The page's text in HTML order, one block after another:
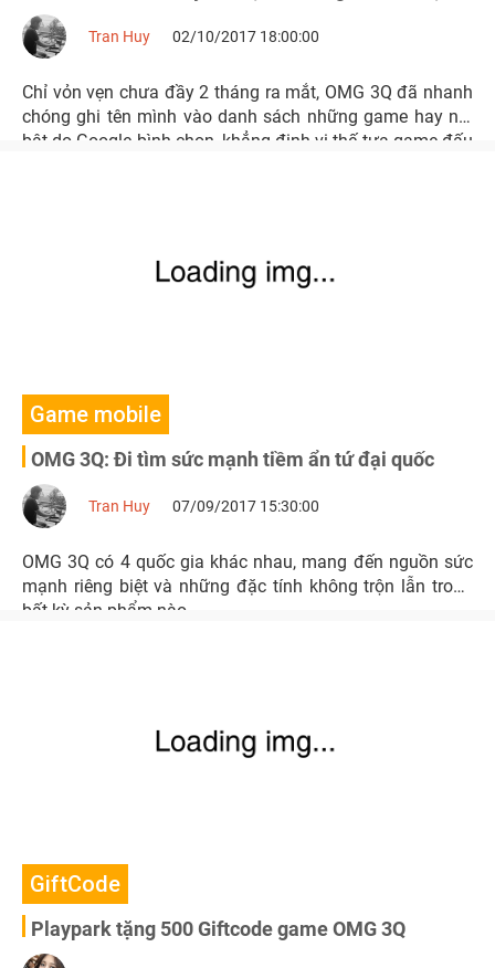
Tran Huy 02/10/2017 18:00:00
Chỉ vỏn vẹn chưa đầy 2 tháng ra mắt, OMG 3Q đã nhanh
chóng ghi tên mình vào danh sách những game hay nổi
bật do Google bình chọn, khẳng định vị thế tựa game đấu
Game mobile
OMG 3Q: Đi tìm sức mạnh tiềm ẩn tứ đại quốc
Tran Huy 07/09/2017 15:30:00
OMG 3Q có 4 quốc gia khác nhau, mang đến nguồn sức
mạnh riêng biệt và những đặc tính không trộn lẫn trong
bất kỳ sản phẩm nào.
GiftCode
Playpark tặng 500 Giftcode game OMG 3Q